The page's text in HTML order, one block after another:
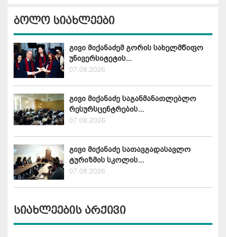
ბოლო სიახლეები
გივი მიქანაძემ გორის სახელმწიფო
უნივერსიტეტის...
07.08.2026
გივი მიქანაძე საგანმანათლებლო
რესურსცენტრების...
07.08.2026
გივი მიქანაძე სათავგადასავლო
ტურიზმის სკოლის...
07.08.2026
სიახლეების არქივი